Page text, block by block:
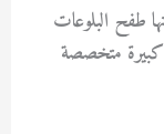
طفح البلوعات
كبيرة متخصصة